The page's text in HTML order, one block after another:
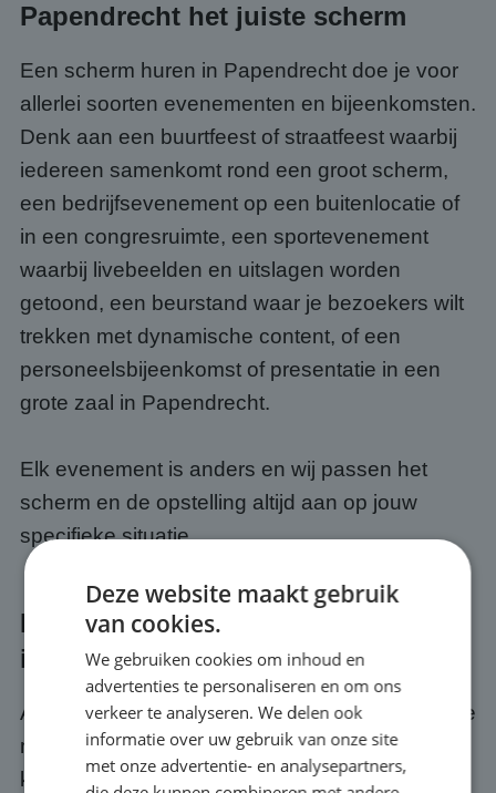
Papendrecht het juiste scherm
Een scherm huren in Papendrecht doe je voor
allerlei soorten evenementen en bijeenkomsten.
Denk aan een buurtfeest of straatfeest waarbij
iedereen samenkomt rond een groot scherm,
een bedrijfsevenement op een buitenlocatie of
in een congresruimte, een sportevenement
waarbij livebeelden en uitslagen worden
getoond, een beurstand waar je bezoekers wilt
trekken met dynamische content, of een
personeelsbijeenkomst of presentatie in een
grote zaal in Papendrecht.
Elk evenement is anders en wij passen het
scherm en de opstelling altijd aan op jouw
specifieke situatie.
Kwaliteit en service bij jouw event
in Papendrecht
Als je een scherm huurt bij ABC Scherm, huur je
meer dan alleen hardware. Je krijgt er een
kwaliteits- en servicegarantie bij. Wij zorgen
Deze website maakt gebruik
van cookies.
We gebruiken cookies om inhoud en
advertenties te personaliseren en om ons
verkeer te analyseren. We delen ook
informatie over uw gebruik van onze site
met onze advertentie- en analysepartners,